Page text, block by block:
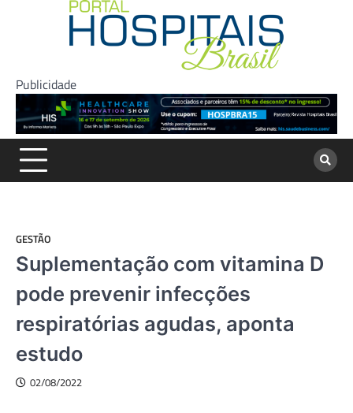
Publicidade
GESTÃO
Suplementação com vitamina D
pode prevenir infecções
respiratórias agudas, aponta
estudo
02/08/2022